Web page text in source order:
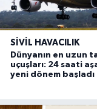
SIVIL HAVACILIK
Dünyanın en uzun
uçuşları: 24 saati
yeni dönem başladı